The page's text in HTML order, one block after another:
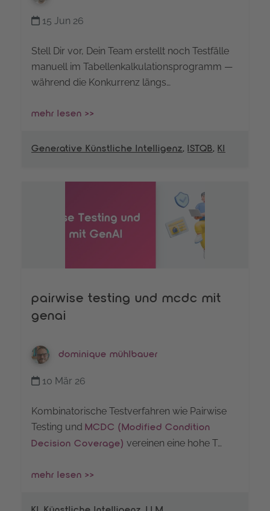
15 Jun 26
Stell Dir vor, Dein Team erstellt noch Testfälle
manuell im Tabellenkalkulationsprogramm —
während die Konkurrenz längs…
mehr lesen >>
Generative Künstliche Intelligenz, ISTQB, KI
pairwise testing und mcdc mit
genai
dominique mühlbauer
10 Mär 26
Kombinatorische Testverfahren wie Pairwise
Testing und MCDC (Modified Condition
Decision Coverage) vereinen eine hohe T…
mehr lesen >>